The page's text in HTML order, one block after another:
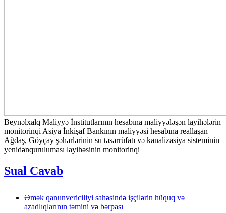
Beynəlxalq Maliyyə İnstitutlarının hesabına maliyyələşən layihələrin
monitorinqi Asiya İnkişaf Bankının maliyyəsi hesabına reallaşan
Ağdaş, Göyçay şəhərlərinin su təsərrüfatı və kanalizasiya sisteminin
yenidənquruluması layihəsinin monitorinqi
Sual Cavab
Əmək qanunvericiliyi sahəsində işçilərin hüquq və
azadlıqlarının təmini və bərpası